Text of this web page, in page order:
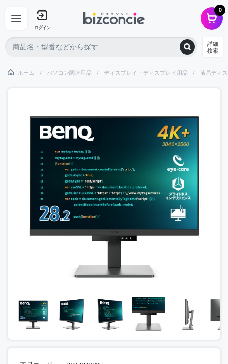
ログイン
0
詳細
検索
ホーム パソコン関連用品 ディスプレイ・ディスプレイ用品 液晶ディ